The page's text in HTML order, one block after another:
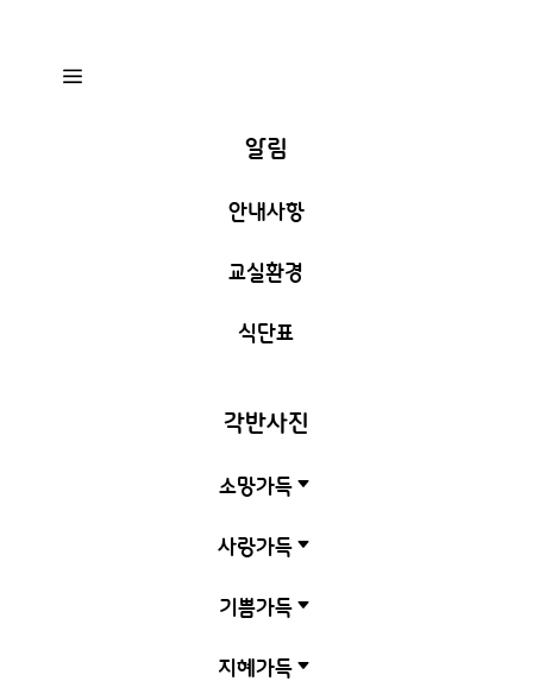
a
알림
안내사항
교실환경
식단표
각반사진
소망가득C
사랑가득 C
기쁨가득C
지혜가득 C